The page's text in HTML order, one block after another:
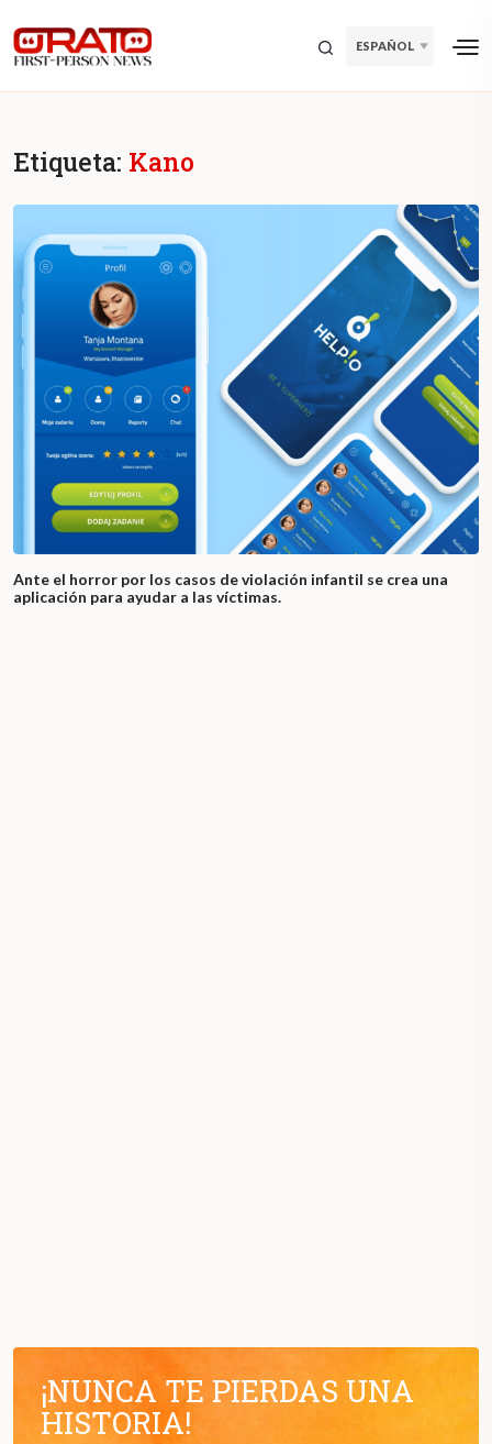
ESPAÑOL
Etiqueta: Kano
Ante el horror por los casos de violación infantil se crea una
aplicación para ayudar a las víctimas.
¡NUNCA TE PIERDAS UNA
HISTORIA!